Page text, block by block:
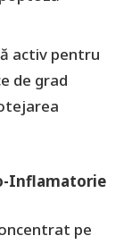
activ pentru
de grad
Inflamatorie
pe